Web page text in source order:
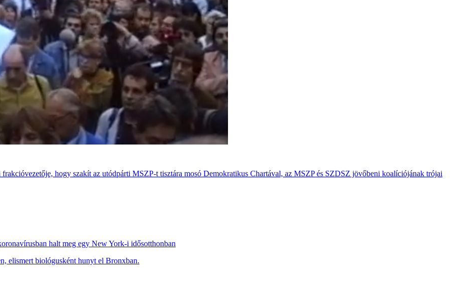
hogy szakít az utódpárti MSZP-t tisztára mosó Demokratikus Chartával, az MSZP és SZDSZ jövőbeni koalíciójának trójai
halt meg egy New York-i idősotthonban
elismert biológusként hunyt el Bronxban.